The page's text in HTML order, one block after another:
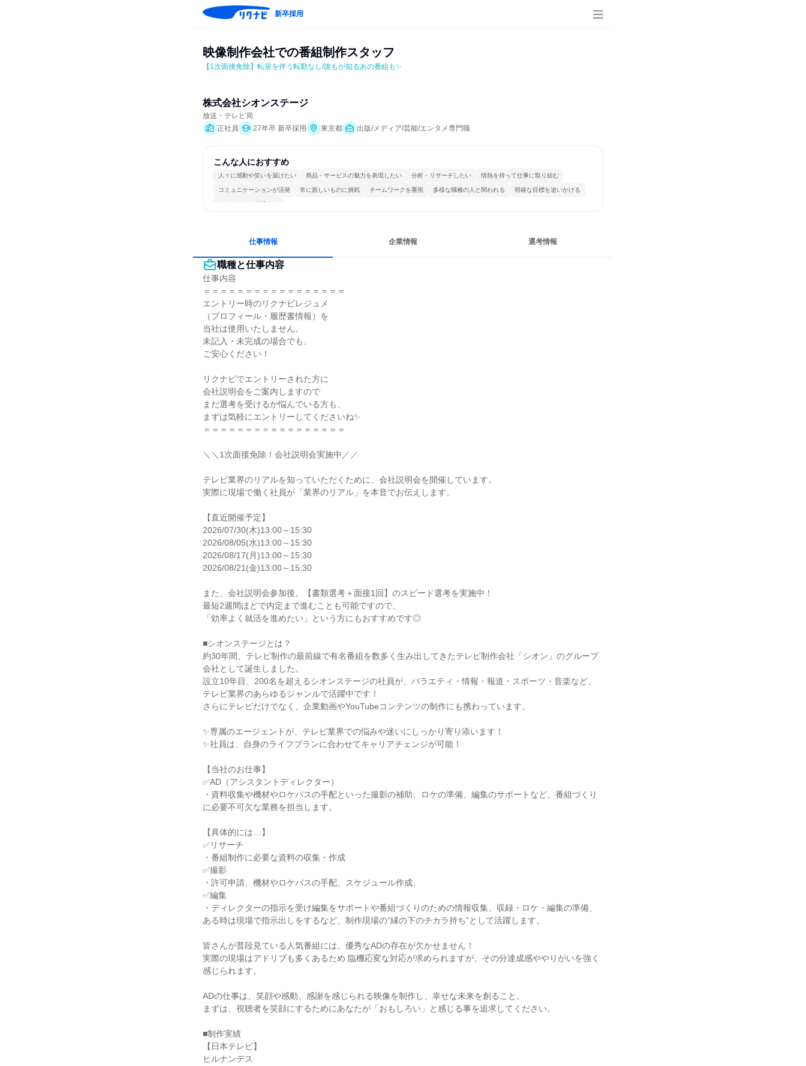
新卒採用
映像制作会社での番組制作スタッフ
【1次面接免除】転居を伴う転勤なし/誰もが知るあの番組も✨
株式会社シオンステージ
放送・テレビ局
正社員
27年卒 新卒採用 東京都 出版/メディア/芸能/エンタメ専門職
こんな人におすすめ
人々に感動や笑いを届けたい 商品・サービスの魅力を表現したい 分析・リサーチしたい 情熱を持って仕事に取り組む
コミュニケーションが活発 常に新しいものに挑戦 チームワークを重視 多様な職種の人と関われる 明確な目標を追いかける
人とたくさん会話する
仕事情報 企業情報 選考情報
職種と仕事内容
仕事内容
＝＝＝＝＝＝＝＝＝＝＝＝＝＝＝＝＝
エントリー時のリクナビレジュメ
（プロフィール・履歴書情報）を
当社は使用いたしません。
未記入・未完成の場合でも、
ご安心ください！
リクナビでエントリーされた方に
会社説明会をご案内しますので
まだ選考を受けるか悩んでいる方も、
まずは気軽にエントリーしてくださいね✨
＝＝＝＝＝＝＝＝＝＝＝＝＝＝＝＝＝
＼＼1次面接免除！会社説明会実施中／／
テレビ業界のリアルを知っていただくために、会社説明会を開催しています。
実際に現場で働く社員が「業界のリアル」を本音でお伝えします。
【直近開催予定】
2026/07/30(木)13:00～15:30
2026/08/05(水)13:00～15:30
2026/08/17(月)13:00～15:30
2026/08/21(金)13:00～15:30
また、会社説明会参加後、【書類選考＋面接1回】のスピード選考を実施中！
最短2週間ほどで内定まで進むことも可能ですので、
「効率よく就活を進めたい」という方にもおすすめです◎
■シオンステージとは？
約30年間、テレビ制作の最前線で有名番組を数多く生み出してきたテレビ制作会社「シオン」のグループ
会社として誕生しました。
設立10年目、200名を超えるシオンステージの社員が、バラエティ・情報・報道・スポーツ・音楽など、
テレビ業界のあらゆるジャンルで活躍中です！
さらにテレビだけでなく、企業動画やYouTubeコンテンツの制作にも携わっています。
✨専属のエージェントが、テレビ業界での悩みや迷いにしっかり寄り添います！
✨社員は、自身のライフプランに合わせてキャリアチェンジが可能！
【当社のお仕事】
✅AD（アシスタントディレクター）
・資料収集や機材やロケバスの手配といった撮影の補助、ロケの準備、編集のサポートなど、番組づくり
に必要不可欠な業務を担当します。
【具体的には…】
✅リサーチ
・番組制作に必要な資料の収集・作成
✅撮影
・許可申請、機材やロケバスの手配、スケジュール作成、
✅編集
・ディレクターの指示を受け編集をサポートや番組づくりのための情報収集、収録・ロケ・編集の準備、
ある時は現場で指示出しをするなど、制作現場の“縁の下のチカラ持ち”として活躍します。
皆さんが普段見ている人気番組には、優秀なADの存在が欠かせません！
実際の現場はアドリブも多くあるため 臨機応変な対応が求められますが、その分達成感ややりがいを強く
感じられます。
ADの仕事は、笑顔や感動、感謝を感じられる映像を制作し、幸せな未来を創ること。
まずは、視聴者を笑顔にするためにあなたが「おもしろい」と感じる事を追求してください。
■制作実績
【日本テレビ】
ヒルナンデス